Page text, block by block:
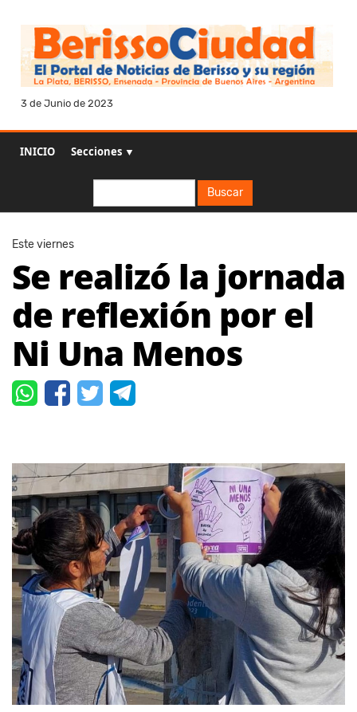
3 de Junio de 2023
INICIO Secciones ▼
Buscar
Este viernes
Se realizó la jornada
de reflexión por el
Ni Una Menos